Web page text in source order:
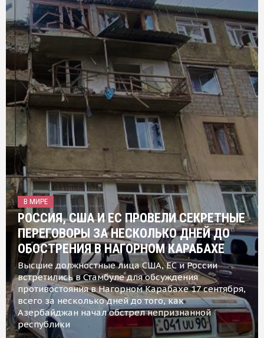
В МИРЕ
РОССИЯ, США И ЕС ПРОВЕЛИ СЕКРЕТНЫЕ
ПЕРЕГОВОРЫ ЗА НЕСКОЛЬКО ДНЕЙ ДО
ОБОСТРЕНИЯ В НАГОРНОМ КАРАБАХЕ
Высшие должностные лица США, ЕС и России
встретились в Стамбуле для обсуждения
противостояния в Нагорном Карабахе 17 сентября,
всего за несколько дней до того, как
Азербайджан начал обстрел непризнанной
республики